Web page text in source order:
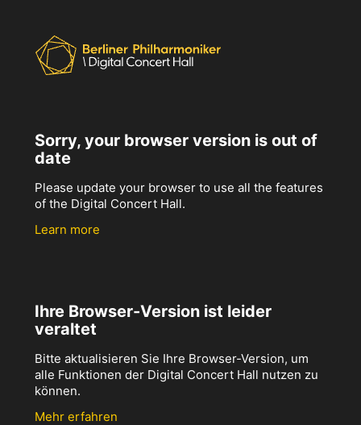
Sorry, your browser version is out of
date
Please update your browser to use all the features
of the Digital Concert Hall.
Learn more
Ihre Browser-Version ist leider
veraltet
Bitte aktualisieren Sie Ihre Browser-Version, um
alle Funktionen der Digital Concert Hall nutzen zu
können.
Mehr erfahren